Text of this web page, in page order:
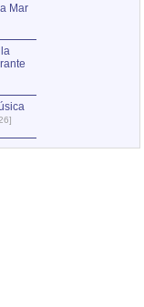
Mar